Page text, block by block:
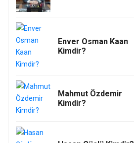
Abdullatif Acar
Muhammedül Emin
Allah’ın yardımı, kulun
Allah’a yardımıyladır!
Enver Osman Kaan
Kimdir?
Mahmut Özdemir
Kimdir?